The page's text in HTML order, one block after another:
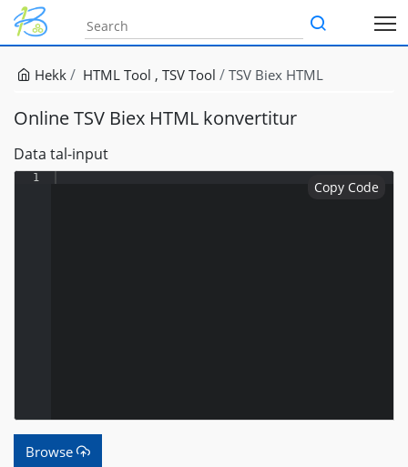
Hekk HTML Tool TSV Tool TSV Biex HTML
Online TSV Biex HTML konvertitur
Data tal-input
Copy Code
1
Browse